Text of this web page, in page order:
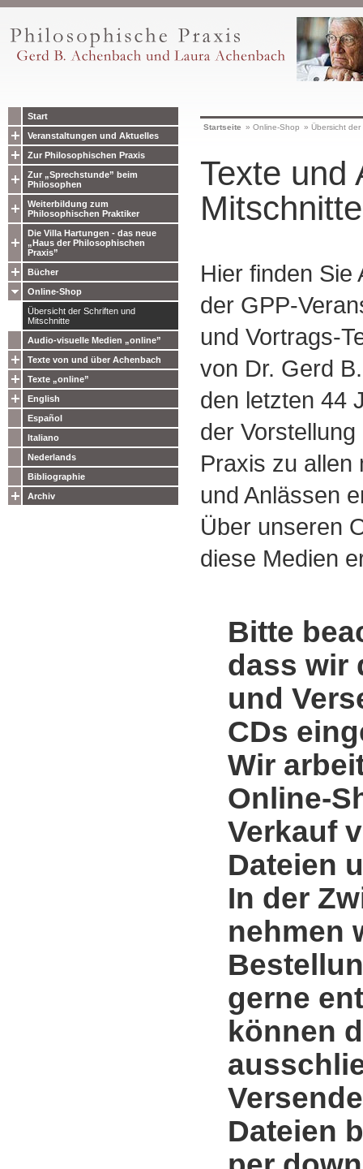
Start
Veranstaltungen und Aktuelles
Zur Philosophischen Praxis
Zur „Sprechstunde” beim
Philosophen
Weiterbildung zum
Philosophischen Praktiker
Die Villa Hartungen - das neue
„Haus der Philosophischen
Praxis”
Bücher
Online-Shop
Übersicht der Schriften und
Mitschnitte
Audio-visuelle Medien „online”
Texte von und über Achenbach
Texte „online”
English
Español
Italiano
Nederlands
Bibliographie
Archiv
Startseite » Online-Shop » Übersicht
Texte und
Mitschnitte
Hier finden Sie
der GPP-
und Vortrags-
von Dr. Gerd
den letzten 44
der
Praxis zu allen
und Anlässen
Über unseren
diese Medien
Bitte
dass wir
und
CDs
Wir
Online-
Verkauf
Dateien
In der
nehmen
gerne
können
Dateien